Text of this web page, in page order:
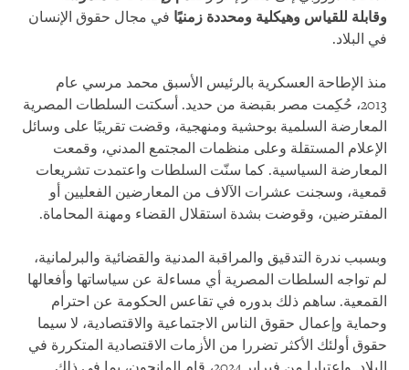
وقابلة للقياس وهيكلية ومحددة زمنيًا في مجال حقوق الإنسان
في البلاد.
منذ الإطاحة العسكرية بالرئيس الأسبق محمد مرسي عام
2013، حُكِمت مصر بقبضة من حديد. أسكتت السلطات المصرية
المعارضة السلمية بوحشية ومنهجية، وقضت تقريبًا على وسائل
الإعلام المستقلة وعلى منظمات المجتمع المدني، وقمعت
المعارضة السياسية. كما سنّت السلطات واعتمدت تشريعات
قمعية، وسجنت عشرات الآلاف من المعارضين الفعليين أو
المفترضين، وقوضت بشدة استقلال القضاء ومهنة المحاماة.
وبسبب ندرة التدقيق والمراقبة المدنية والقضائية والبرلمانية،
لم تواجه السلطات المصرية أي مساءلة عن سياساتها وأفعالها
القمعية. ساهم ذلك بدوره في تقاعس الحكومة عن احترام
وحماية وإعمال حقوق الناس الاجتماعية والاقتصادية، لا سيما
حقوق أولئك الأكثر تضررا من الأزمات الاقتصادية المتكررة في